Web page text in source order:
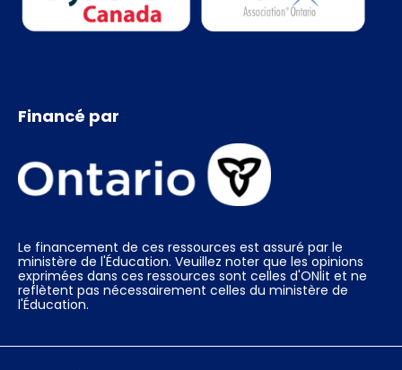
Financé par
Le financement de ces ressources est assuré par le
ministère de l'Éducation. Veuillez noter que les opinions
exprimées dans ces ressources sont celles d'ONlit et ne
reflètent pas nécessairement celles du ministère de
l'Éducation.